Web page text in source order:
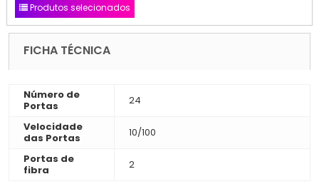
Produtos selecionados
FICHA TÉCNICA
Número de
Portas
24
Velocidade
das Portas
10/100
Portas de
fibra
2